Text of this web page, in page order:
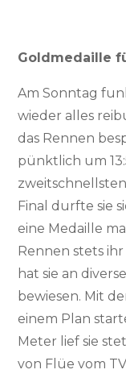
Goldmedaille
Am Sonntag
wieder alles
das Rennen
pünktlich um
Final durfte sie
eine Medaille
Rennen stets
hat sie an
bewiesen. Mit
einem Plan
Meter lief sie
von Flüe vom